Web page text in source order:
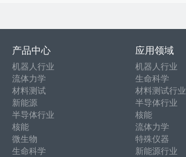
产品中心
机器人行业
流体力学
材料测试
新能源
半导体行业
核能
微生物
生命科学
应用领域
机器人行业
生命科学
材料测试行业
半导体行业
核能
流体力学
特殊仪器
新能源行业